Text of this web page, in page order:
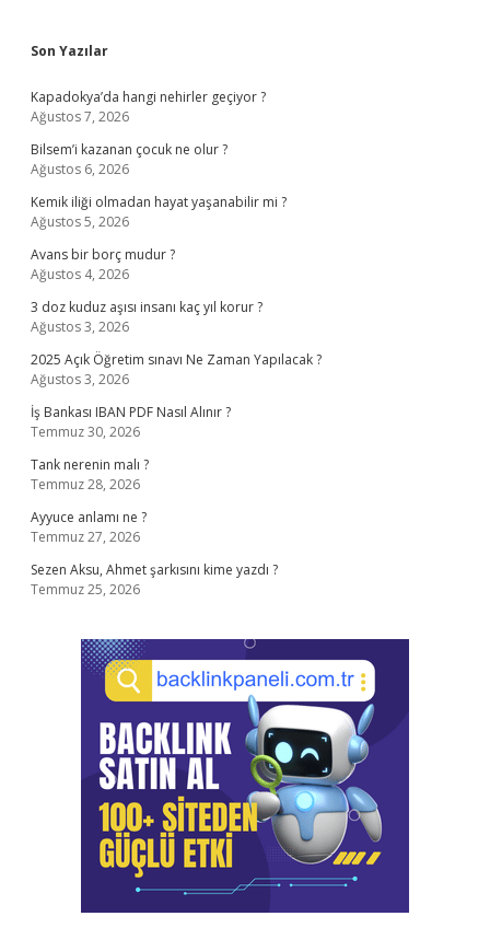
Sidebar
Son Yazılar
Kapadokya’da hangi nehirler geçiyor ?
Ağustos 7, 2026
Bilsem’i kazanan çocuk ne olur ?
Ağustos 6, 2026
Kemik iliği olmadan hayat yaşanabilir mi ?
Ağustos 5, 2026
Avans bir borç mudur ?
Ağustos 4, 2026
3 doz kuduz aşısı insanı kaç yıl korur ?
Ağustos 3, 2026
2025 Açık Öğretim sınavı Ne Zaman Yapılacak ?
Ağustos 3, 2026
İş Bankası IBAN PDF Nasıl Alınır ?
Temmuz 30, 2026
Tank nerenin malı ?
Temmuz 28, 2026
Ayyuce anlamı ne ?
Temmuz 27, 2026
Sezen Aksu, Ahmet şarkısını kime yazdı ?
Temmuz 25, 2026